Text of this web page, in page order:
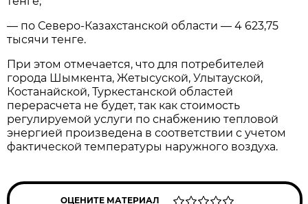
— по Северо-Казахстанской области — 4 623,75
тысячи тенге.
При этом отмечается, что для потребителей
города Шымкента, Жетысуской, Улытауской,
Костанайской, Туркестанской областей
перерасчета не будет, так как стоимость
регулируемой услуги по снабжению тепловой
энергией произведена в соответствии с учетом
фактической температуры наружного воздуха.
ОЦЕНИТЕ МАТЕРИАЛ